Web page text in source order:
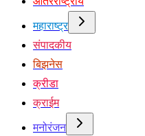
महाराष्ट्र
संपादकीय
बिझनेस
क्रीडा
क्राईम
मनोरंजन